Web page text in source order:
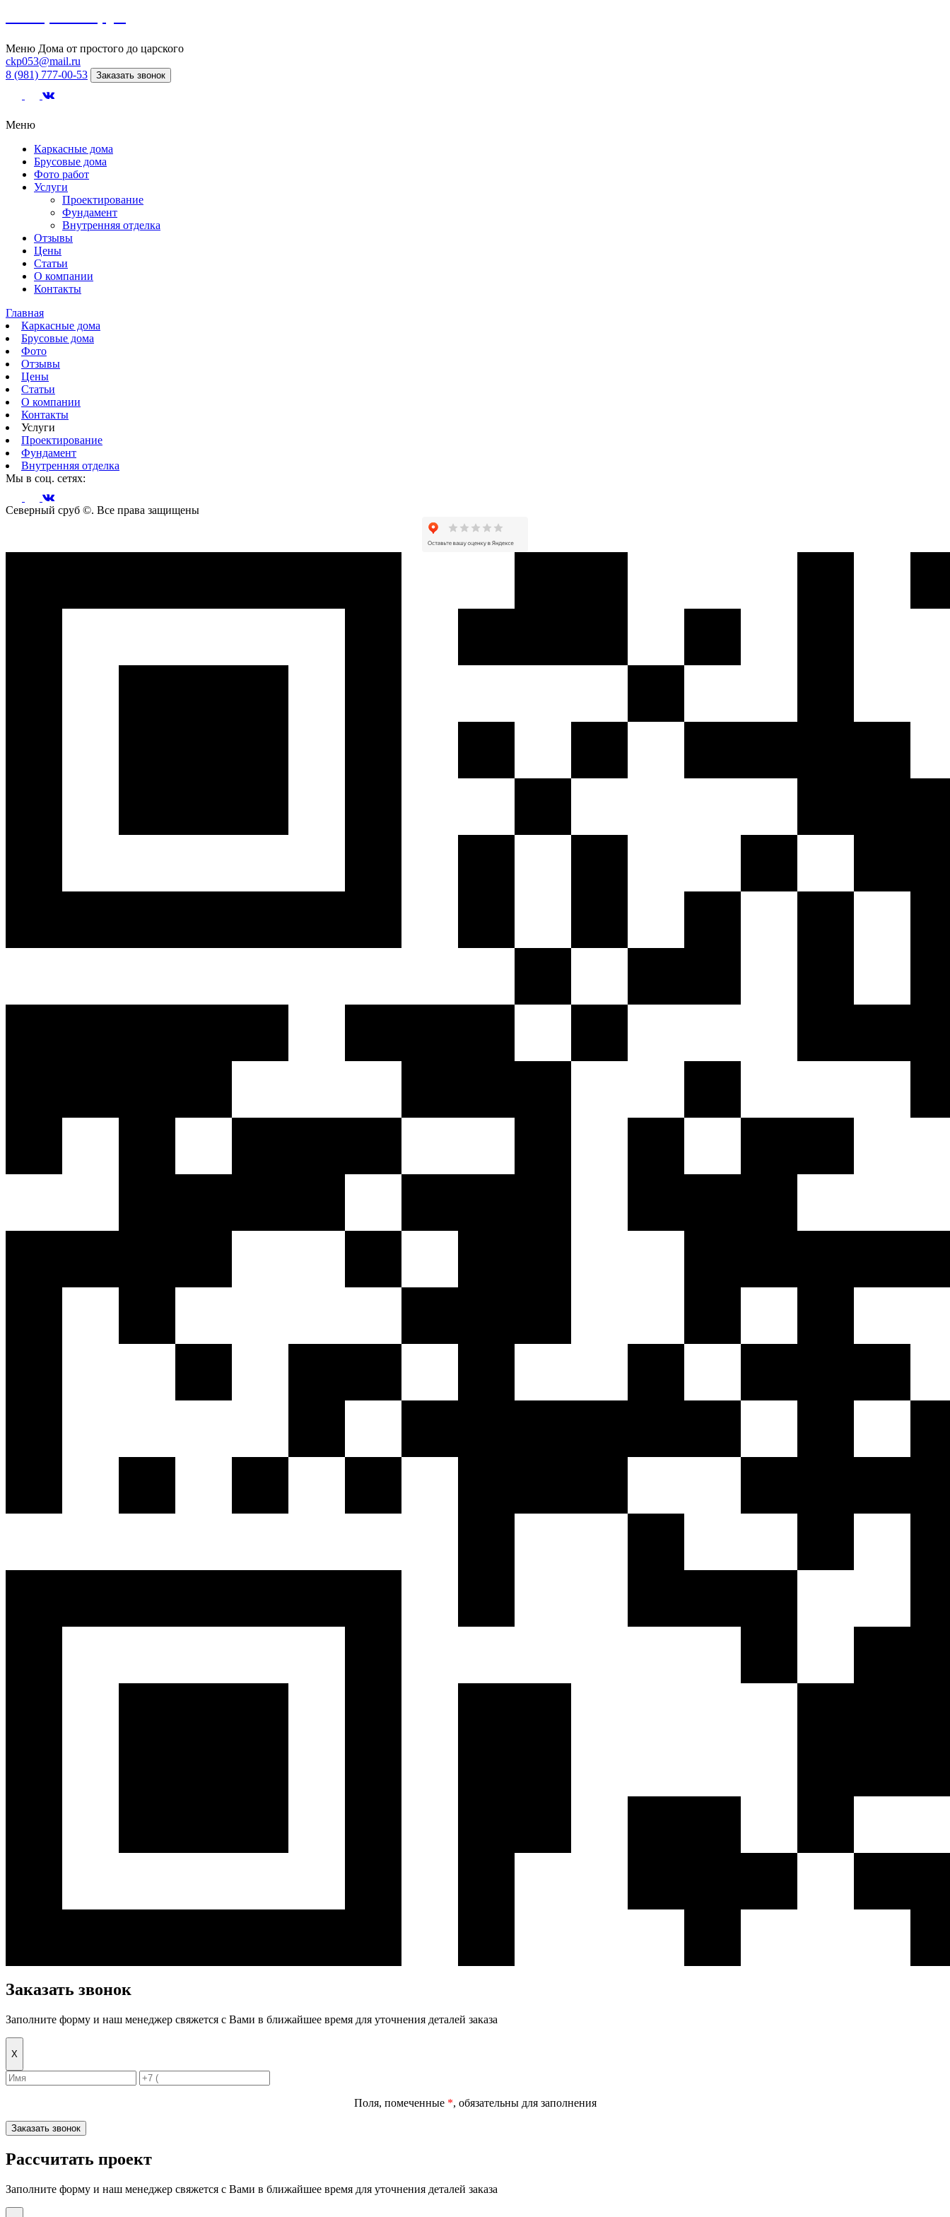
Меню Дома от простого до царского
ckp053@mail.ru
8 (981) 777-00-53
Заказать звонок
Меню
Каркасные дома
Брусовые дома
Фото работ
Услуги
Проектирование
Фундамент
Внутренняя отделка
Отзывы
Цены
Статьи
О компании
Контакты
Главная
Каркасные дома
Брусовые дома
Фото
Отзывы
Цены
Статьи
О компании
Контакты
Услуги
Проектирование
Фундамент
Внутренняя отделка
Мы в соц. сетях:
Северный сруб ©. Все права защищены
Заказать звонок
Заполните форму и наш менеджер свяжется с Вами в ближайшее время для уточнения деталей заказа
Х
Поля, помеченные *, обязательны для заполнения
Заказать звонок
Рассчитать проект
Заполните форму и наш менеджер свяжется с Вами в ближайшее время для уточнения деталей заказа